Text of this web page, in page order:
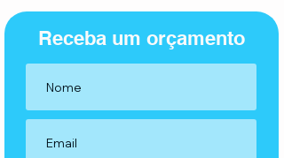
Receba um orçamento